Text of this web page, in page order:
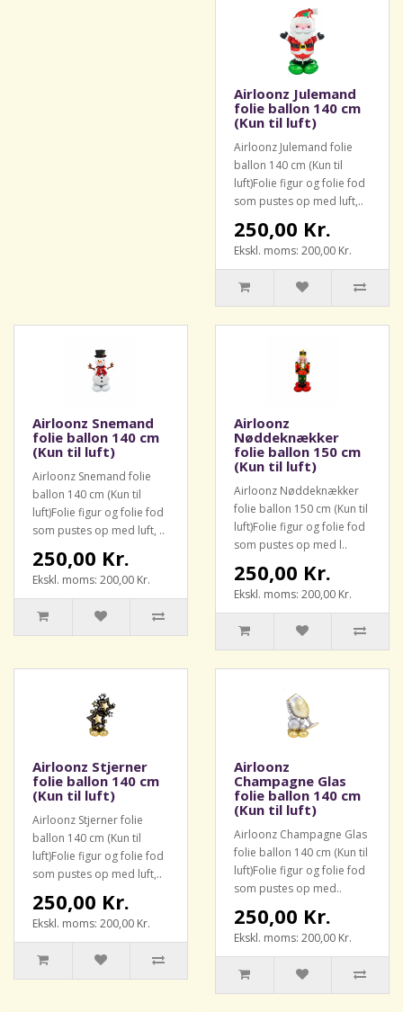
Airloonz Julemand
folie ballon 140 cm
(Kun til luft)
Airloonz Julemand folie
ballon 140 cm (Kun til
luft)Folie figur og folie fod
som pustes op med luft,..
250,00 Kr.
Ekskl. moms: 200,00 Kr.
Airloonz Snemand
folie ballon 140 cm
(Kun til luft)
Airloonz Snemand folie
ballon 140 cm (Kun til
luft)Folie figur og folie fod
som pustes op med luft, ..
250,00 Kr.
Ekskl. moms: 200,00 Kr.
Airloonz
Nøddeknækker
folie ballon 150 cm
(Kun til luft)
Airloonz Nøddeknækker
folie ballon 150 cm (Kun til
luft)Folie figur og folie fod
som pustes op med l..
250,00 Kr.
Ekskl. moms: 200,00 Kr.
Airloonz Stjerner
folie ballon 140 cm
(Kun til luft)
Airloonz Stjerner folie
ballon 140 cm (Kun til
luft)Folie figur og folie fod
som pustes op med luft,..
250,00 Kr.
Ekskl. moms: 200,00 Kr.
Airloonz
Champagne Glas
folie ballon 140 cm
(Kun til luft)
Airloonz Champagne Glas
folie ballon 140 cm (Kun til
luft)Folie figur og folie fod
som pustes op med..
250,00 Kr.
Ekskl. moms: 200,00 Kr.